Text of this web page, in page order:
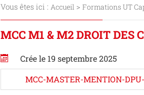
Vous êtes ici : Accueil> Formations UT
MCC M1 & M2 DROIT DES
Crée le 19 septembre 2025
MCC-MASTER-MENTION-